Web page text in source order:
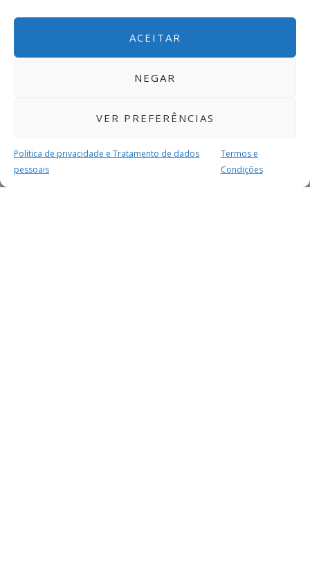
ACEITAR
NEGAR
VER PREFERÊNCIAS
Política de privacidade e Tratamento de dados
pessoais
Termos e
Condições